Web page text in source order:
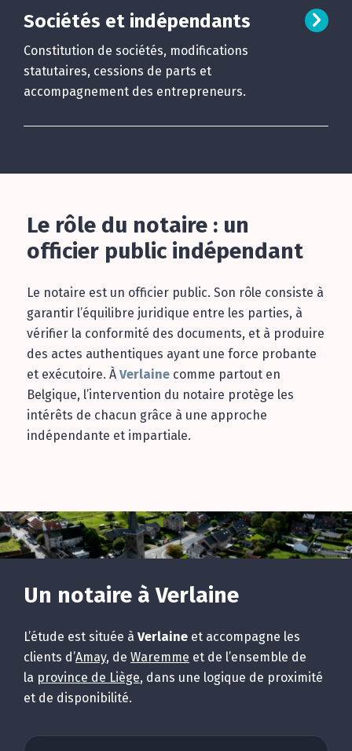
Sociétés et indépendants
Constitution de sociétés, modifications
statutaires, cessions de parts et
accompagnement des entrepreneurs.
Le rôle du notaire : un
officier public indépendant
Le notaire est un officier public. Son rôle consiste à
garantir l’équilibre juridique entre les parties, à
vérifier la conformité des documents, et à produire
des actes authentiques ayant une force probante
et exécutoire. À Verlaine comme partout en
Belgique, l’intervention du notaire protège les
intérêts de chacun grâce à une approche
indépendante et impartiale.
Un notaire à Verlaine
L’étude est située à Verlaine et accompagne les
clients d’Amay, de Waremme et de l’ensemble de
la province de Liège, dans une logique de proximité
et de disponibilité.